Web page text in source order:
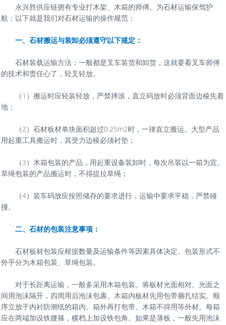
永兴胜供应链拥有专业打木架、木箱的师傅。为石材运输保驾护
航；以下就是我们对石材运输的操作规范：
一、石材搬运与装卸必须遵守以下规定：
石材装载运输方法：一般都是叉车装货和卸货，这就要看叉车师傅
的技术和责任心了，轻叉轻放。
（1）搬运时应轻装轻放，严禁摔滚，直立码放时必须背面边棱先着
地；
（2）石材板材单块面积超过0.25m2时，一律直立搬运。大型产品
用起重工具搬运时，其受力边棱必须衬垫；
（3）木箱包装的产品，用起重设备装卸时，每次吊装以一箱为宜。
草绳包装的产品搬运时，不得提拉草绳；
（4）装车码放应按照储存的要求进行，运输中要求平稳，严禁碰
撞。
二、石材的包装注意事项：
石材板材包装应根据数量及运输条件等因素具体决定。包装形式不
外乎分为木箱包装、草绳包装。
对于长距离运输，一般多采用木箱包装。将板材光面相对。光面之
间用泡沫隔开，四周用后泡沫包裹。木箱内板材先用包带捆扎结实。顺
序立放于内衬防潮纸的箱内。箱外再打包带。木箱不得用等外材。每箱
应在两端加设铁腰箍，横档上加设铁包角。如果是薄板，一般先用泡沫